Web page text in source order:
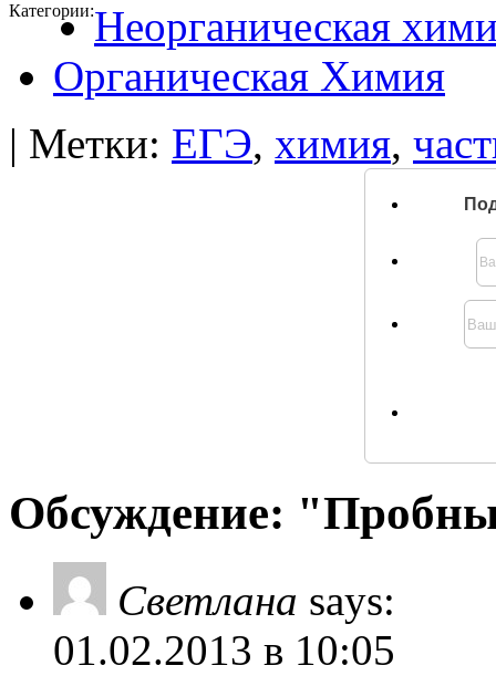
Категории:Неорганическая
Органическая Химия
| Метки: ЕГЭ, химия,
Обсуждение:
Светлана says:
01.02.2013 в 10:05